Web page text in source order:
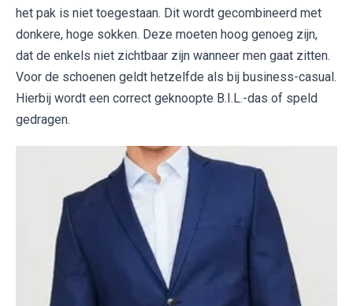
het pak is niet toegestaan. Dit wordt gecombineerd met
donkere, hoge sokken. Deze moeten hoog genoeg zijn,
dat de enkels niet zichtbaar zijn wanneer men gaat zitten.
Voor de schoenen geldt hetzelfde als bij business-casual.
Hierbij wordt een correct geknoopte B.I.L.-das of speld
gedragen.